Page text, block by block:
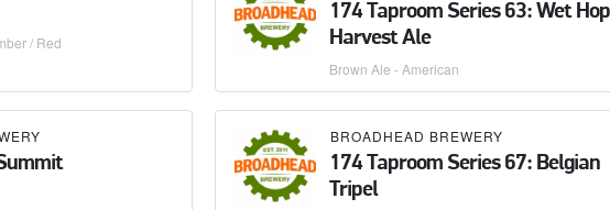
/ Red
174 Taproom Series 63: Wet Hop
Harvest Ale
Brown Ale - American
BROADHEAD BREWERY
174 Taproom Series 67: Belgian
Tripel